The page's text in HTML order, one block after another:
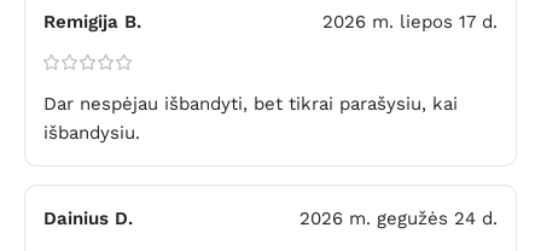
Remigija B. 2026 m. liepos 17 d.
Dar nespėjau išbandyti, bet tikrai parašysiu, kai
išbandysiu.
Dainius D. 2026 m. gegužės 24 d.